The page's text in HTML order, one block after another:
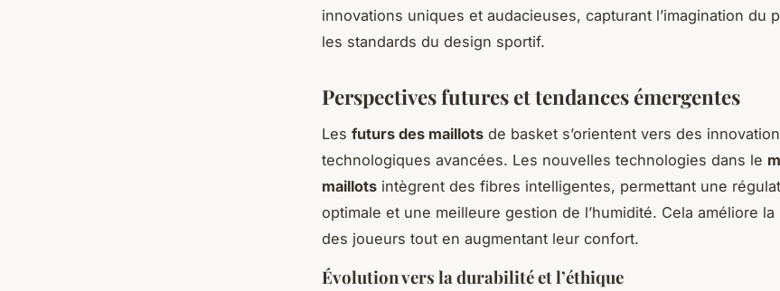
innovations uniques et audacieuses, capturant l’imagination du
les standards du design sportif.
Perspectives futures et tendances émergentes
Les futurs des maillots de basket s’orientent vers des
technologiques avancées. Les nouvelles technologies dans le
maillots intègrent des fibres intelligentes, permettant une
optimale et une meilleure gestion de l’humidité. Cela améliore
des joueurs tout en augmentant leur confort.
Évolution vers la durabilité et l’éthique